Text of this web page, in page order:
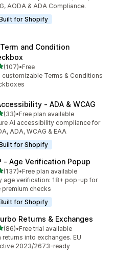
AODA & ADA Compliance.
for Shopify
and Condition
5 hvězd
(107)počet recenzí: 107
•Free
customizable Terms & Conditions
‑ ADA & WCAG
5 hvězd
(33)počet recenzí: 33
•Free plan available
Ai accessibility compliance for
ADA, WCAG & EAA
for Shopify
‑ Age Verification Popup
5 hvězd
(137)počet recenzí: 137
•Free plan available
age verification: 18+ pop-up for
premium checks
for Shopify
Returns & Exchanges
5 hvězd
(86)počet recenzí: 86
•Free trial available
returns into exchanges. EU
2023/2673-ready